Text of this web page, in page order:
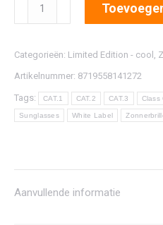
aantal
Categorieën: Limited Edition - cool ,
Artikelnummer: 8719558141272
Tags: CAT.1 CAT.2 CAT.3 Class
Sunglasses White Label
Aanvullende informatie